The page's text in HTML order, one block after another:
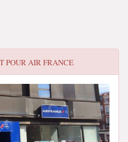
POURAIR FRANCE